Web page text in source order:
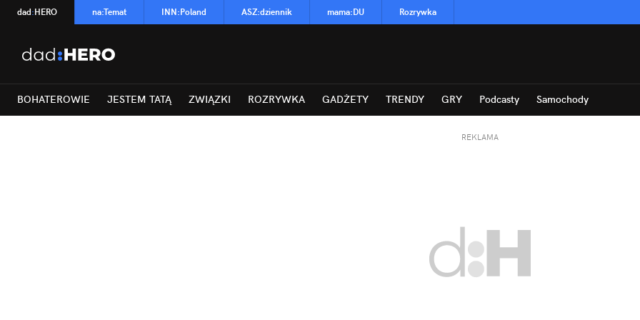
dad:HERO na:Temat INN:Poland ASZ:dziennik mama:DU Rozrywka
BOHATEROWIE JESTEM TATĄ ZWIĄZKI ROZRYWKA GADŻETY TRENDY GRY Podcasty Samochody
REKLAMA